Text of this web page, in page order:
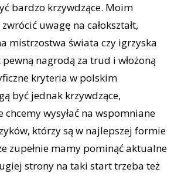
bardzo krzywdzące. Moim
uwagę na całokształt,
mistrzostwa świata czy igrzyska
nagrodą za trud i włożoną
kryteria w polskim
być jednak krzywdzące,
chcemy wysyłać na wspomniane
którzy są w najlepszej formie
zupełnie mamy pominąć aktualne
strony na taki start trzeba też